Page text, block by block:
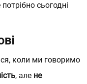
сьогодні
коли ми говоримо
, але не